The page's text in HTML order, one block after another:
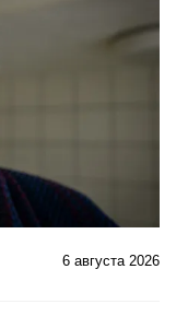
6 августа 2026